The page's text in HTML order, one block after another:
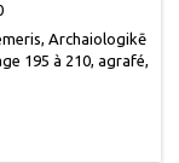
Archaiologikē
195 à 210, agrafé,